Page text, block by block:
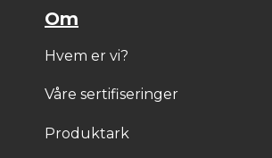
Om
Hvem er vi?
Våre sertifiseringer
Produktark